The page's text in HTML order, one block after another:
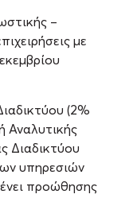
–
με
(2%
Αναλυτικής
Διαδικτύου
υπηρεσιών
προώθησης